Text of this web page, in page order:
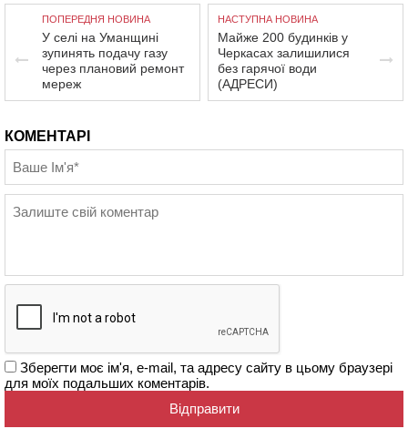
ПОПЕРЕДНЯ НОВИНА
У селі на Уманщині
зупинять подачу газу
через плановий ремонт
мереж
НАСТУПНА НОВИНА
Майже 200 будинків у
Черкасах залишилися
без гарячої води
(АДРЕСИ)
КОМЕНТАРІ
Зберегти моє ім'я, e-mail, та адресу сайту в цьому браузері
для моїх подальших коментарів.